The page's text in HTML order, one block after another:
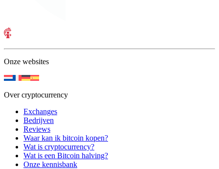
Onze websites
Over cryptocurrency
Exchanges
Bedrijven
Reviews
Waar kan ik bitcoin kopen?
Wat is cryptocurrency?
Wat is een Bitcoin halving?
Onze kennisbank